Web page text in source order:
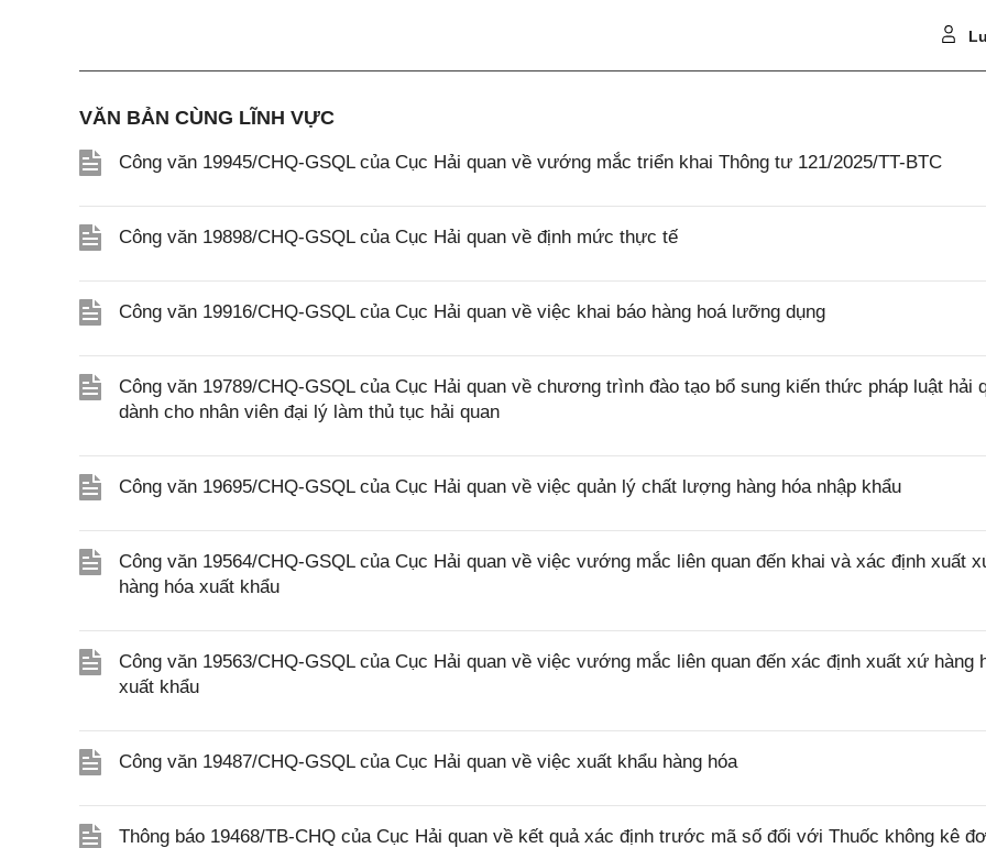
VĂN BẢN CÙNG LĨNH VỰC
Công văn 19945/CHQ-GSQL của Cục Hải quan về vướng mắc triển khai Thông tư 121/2025/TT-BTC
Công văn 19898/CHQ-GSQL của Cục Hải quan về định mức thực tế
Công văn 19916/CHQ-GSQL của Cục Hải quan về việc khai báo hàng hoá lưỡng dụng
Công văn 19789/CHQ-GSQL của Cục Hải quan về chương trình đào tạo bổ sung kiến thức pháp luật hải
dành cho nhân viên đại lý làm thủ tục hải quan
Công văn 19695/CHQ-GSQL của Cục Hải quan về việc quản lý chất lượng hàng hóa nhập khẩu
Công văn 19564/CHQ-GSQL của Cục Hải quan về việc vướng mắc liên quan đến khai và xác định xuất
hàng hóa xuất khẩu
Công văn 19563/CHQ-GSQL của Cục Hải quan về việc vướng mắc liên quan đến xác định xuất xứ hàng
xuất khẩu
Công văn 19487/CHQ-GSQL của Cục Hải quan về việc xuất khẩu hàng hóa
Thông báo 19468/TB-CHQ của Cục Hải quan về kết quả xác định trước mã số đối với Thuốc không kê